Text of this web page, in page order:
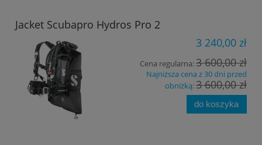
Jacket Scubapro Hydros Pro 2
3 240,00 zł
Cena regularna:3 600,00 zł
Najniższa cena z 30 dni przed
obniżką:3 600,00 zł
do koszyka